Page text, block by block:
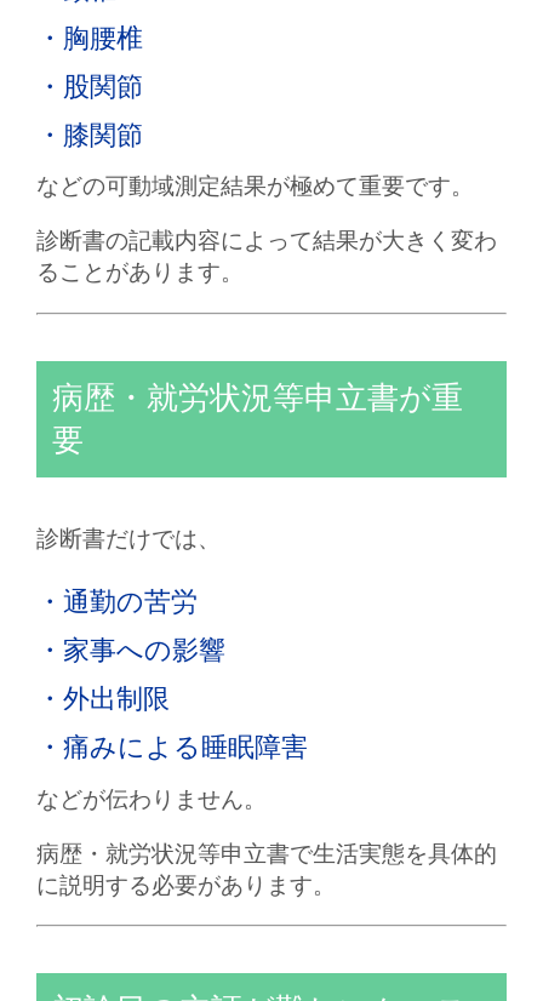
・胸腰椎
・股関節
・膝関節
などの可動域測定結果が極めて重要です。
診断書の記載内容によって結果が大きく変わ
ることがあります。
病歴・就労状況等申立書が重
要
診断書だけでは、
・通勤の苦労
・家事への影響
・外出制限
・痛みによる睡眠障害
などが伝わりません。
病歴・就労状況等申立書で生活実態を具体的
に説明する必要があります。